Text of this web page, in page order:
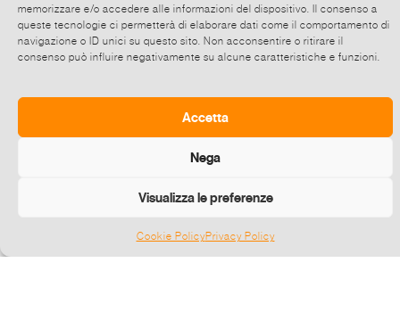
memorizzare e/o accedere alle informazioni del dispositivo. Il consenso a
queste tecnologie ci permetterà di elaborare dati come il comportamento di
navigazione o ID unici su questo sito. Non acconsentire o ritirare il
consenso può influire negativamente su alcune caratteristiche e funzioni.
Accetta
Nega
Visualizza le preferenze
Cookie PolicyPrivacy Policy
Condividi direttamente su Whatsapp,
clicca e poi scegli fino a 5 contatti alla
volta con cui condividere questo evento.
Invia